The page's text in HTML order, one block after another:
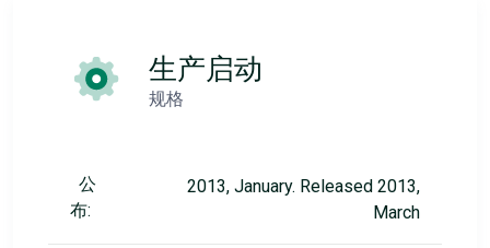
生产启动
规格
公
布:
2013, January. Released 2013,
March